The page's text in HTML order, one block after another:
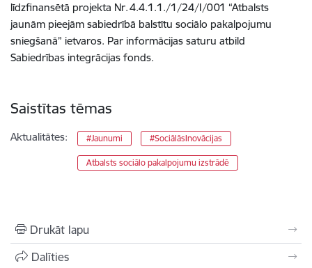
līdzfinansētā projekta Nr. 4.4.1.1./1/24/I/001 “Atbalsts
jaunām pieejām sabiedrībā balstītu sociālo pakalpojumu
sniegšanā” ietvaros. Par informācijas saturu atbild
Sabiedrības integrācijas fonds.
Saistītas tēmas
Aktualitātes: #Jaunumi #SociālāsInovācijas
Atbalsts sociālo pakalpojumu izstrādē
Drukāt lapu
Dalīties